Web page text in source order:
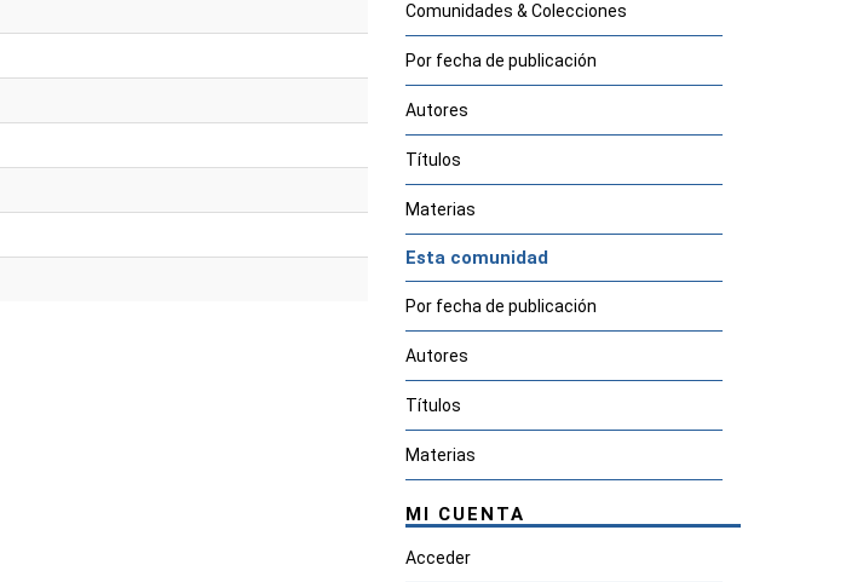
Comunidades & Colecciones
Por fecha de publicación
Autores
Títulos
Materias
Esta comunidad
Por fecha de publicación
Autores
Títulos
Materias
MI CUENTA
Acceder